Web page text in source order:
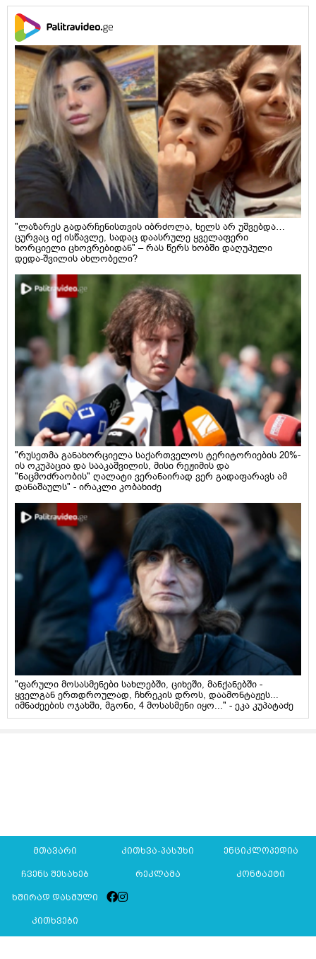
"ლაზარეს გადარჩენისთვის იბრძოლა, ხელს არ უშვებდა…
ცურვაც იქ ისწავლე, სადაც დაასრულე ყველაფერი
ხორციელი ცხოვრებიდან" – რას წერს ხობში დაღუპული
დედა-შვილის ახლობელი?
"რუსეთმა განახორციელა საქართველოს ტერიტორიების 20%-
ის ოკუპაცია და სააკაშვილის, მისი რეჟიმის და
"ნაცმოძრაობის" ღალატი ვერანაირად ვერ გადაფარავს ამ
დანაშაულს" - ირაკლი კობახიძე
"ფარული მოსასმენები სახლებში, ციხეში, მანქანებში -
ყველგან ერთდროულად, ჩხრეკის დროს, დაამონტაჟეს...
იმნაძეების ოჯახში, მგონი, 4 მოსასმენი იყო..." - ეკა კუპატაძე
მთავარი კითხვა-პასუხი ენციკლოპედია
ჩვენს შესახებ რეკლამა კონტაქტი
ხშირად დასმული
კითხვები